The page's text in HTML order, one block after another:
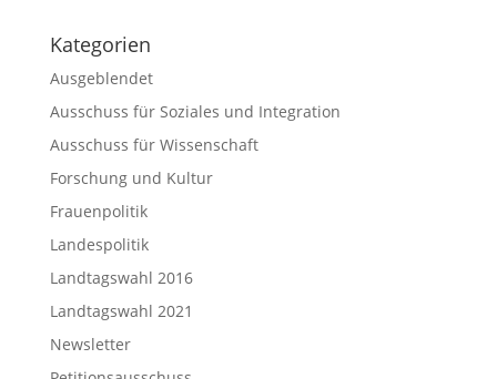
Kategorien
Ausgeblendet
Ausschuss für Soziales und Integration
Ausschuss für Wissenschaft
Forschung und Kultur
Frauenpolitik
Landespolitik
Landtagswahl 2016
Landtagswahl 2021
Newsletter